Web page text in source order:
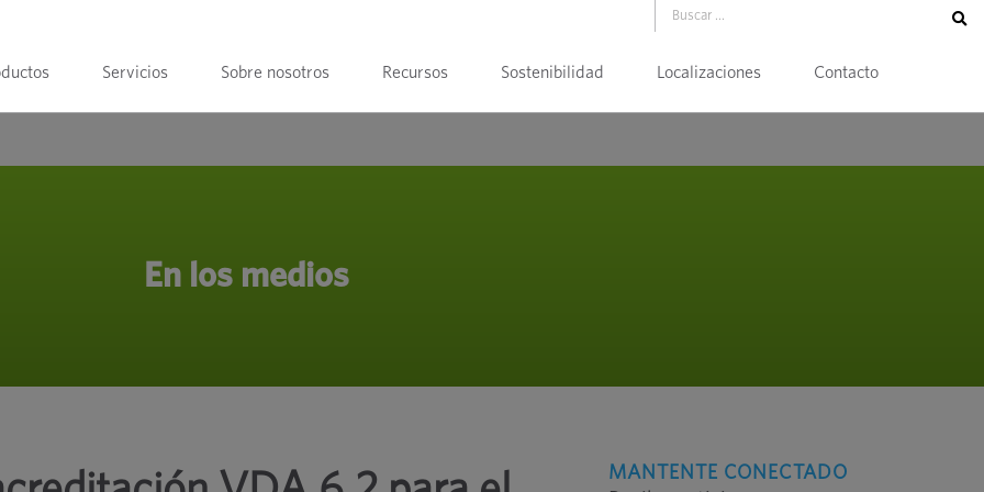
Servicios Sobre nosotros Recursos Sostenibilidad Localizaciones Contacto
En los medios
MANTENTE CONECTADO